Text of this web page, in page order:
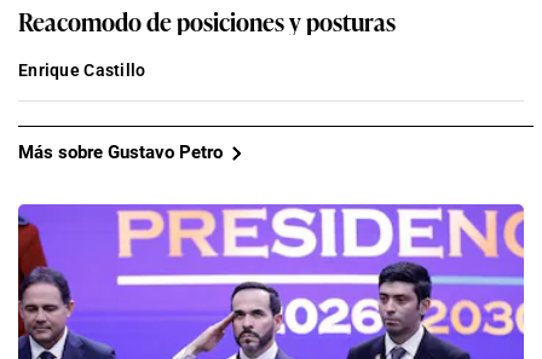
Reacomodo de posiciones y posturas
Enrique Castillo
Más sobre Gustavo Petro